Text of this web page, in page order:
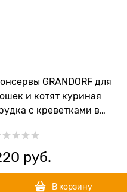
GRANDORF для
и котят куриная
с креветками в
руб.
В корзину